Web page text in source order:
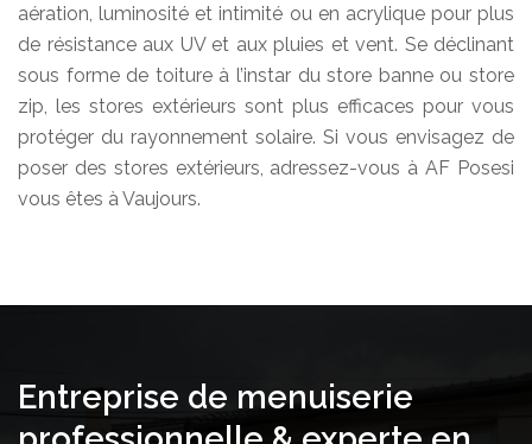
aération, luminosité et intimité ou en acrylique pour plus
de résistance aux UV et aux pluies et vent. Se déclinant
sous forme de toiture à l’instar du store banne ou store
zip, les stores extérieurs sont plus efficaces pour vous
protéger du rayonnement solaire. Si vous envisagez de
poser des stores extérieurs, adressez-vous à AF Posesi
vous êtes à Vaujours.
Entreprise de menuiserie